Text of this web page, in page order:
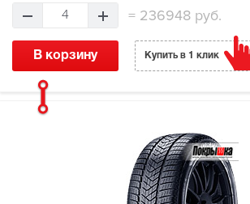
4 = 236948 руб.
В корзину Купить в 1 клик